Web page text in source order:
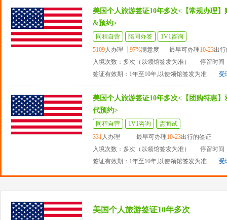
美国个人旅游签证10年多次<【常规办理
&预约>
同程自营 陪同办签
1V1咨询
5109人办理 97%满意度 最早可办理10-23出
入境次数：多次（以领馆签发为准）
停留时间
签证有效期：1年至10年,以使领馆签发为准
受
美国个人旅游签证10年多次<【团购特惠
代预约>
同程自营 1V1咨询
需面试
331人办理 最早可办理10-23出行的签证
入境次数：多次（以领馆签发为准）
停留时间
签证有效期：1年至10年,以使领馆签发为准
受
美国个人旅游签证10年多次